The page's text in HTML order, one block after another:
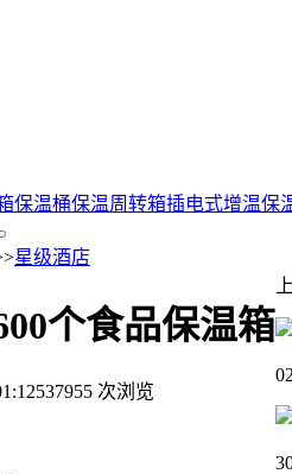
保温桶保温周转箱插电式增温保
星级酒店
个食品保温箱
537955 次浏览